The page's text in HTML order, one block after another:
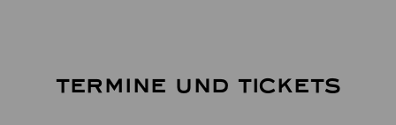
TERMINE UND TICKETS